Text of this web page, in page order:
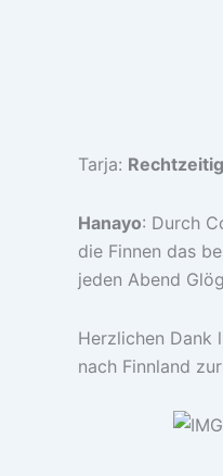
Tarja:
Hanayo: Durch
die Finnen das
jeden Abend
Herzlichen Dank
nach Finnland